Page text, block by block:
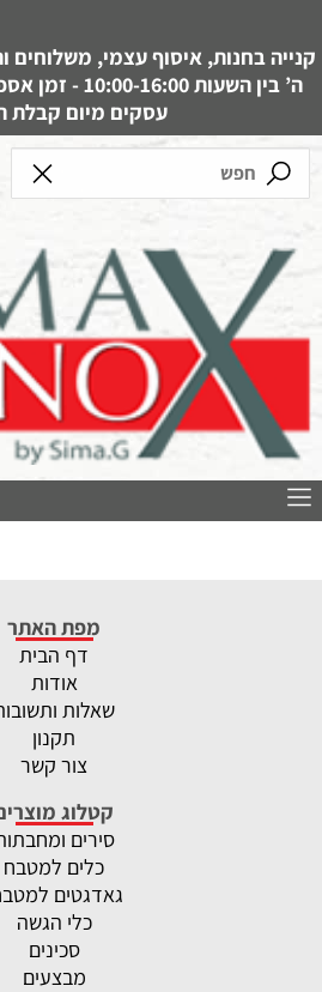
קנייה בחנות, איסוף עצמי, משלוחים
עסקים מיום קבלת
מפת האתר
דף הבית
אודות
שאלות
תקנון
צור קשר
קטלוג
סירים
כלים למטבח
גאדגטים
כלי הגשה
סכינים
מבצעים